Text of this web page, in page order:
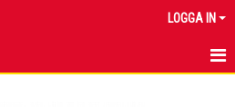
LOGGA IN